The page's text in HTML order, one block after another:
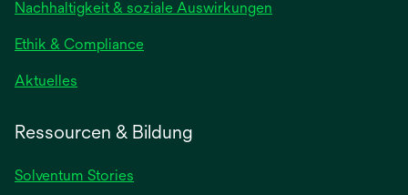
Registerkarte
geöffnet
Nachhaltigkeit & soziale Auswirkungen
Ethik & Compliance
Aktuelles
Registerkarte
Ressourcen & Bildung
Solventum Stories